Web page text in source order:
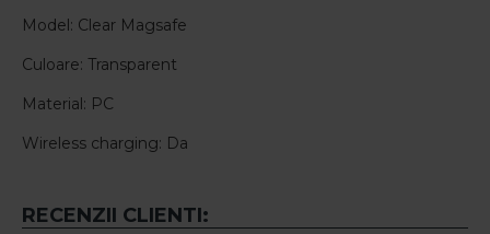
Model: Clear Magsafe
Culoare: Transparent
Material: PC
Wireless charging: Da
RECENZII CLIENTI: